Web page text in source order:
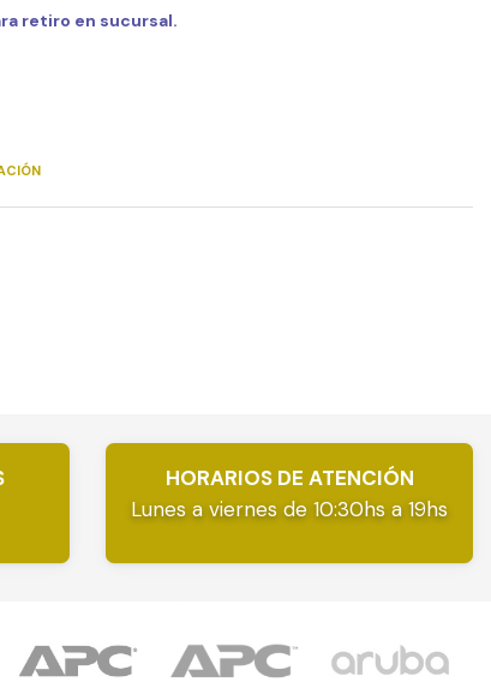
retiro en sucursal.
HORARIOS DE ATENCIÓN
Lunes a viernes de 10:30hs a 19hs